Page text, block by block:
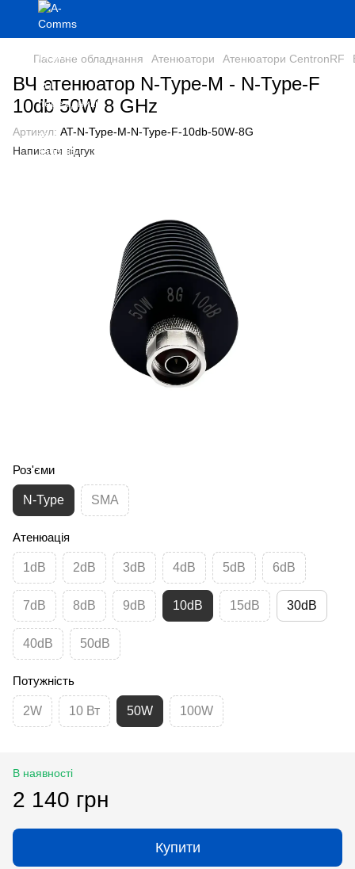
Пасивне обладнання Атенюатори Атенюатори CentronRF
ВЧ атенюатор N-Type-M - N-Type-F
10db 50W 8 GHz
Артикул: AT-N-Type-M-N-Type-F-10db-50W-8G
Написати відгук
Роз'єми
N-Type SMA
Атенюація
1dB 2dB 3dB 4dB 5dB 6dB
7dB 8dB 9dB 10dB 15dB 30dB
40dB 50dB
Потужність
2W 10 Вт 50W 100W
В наявності
2 140 грн
Купити